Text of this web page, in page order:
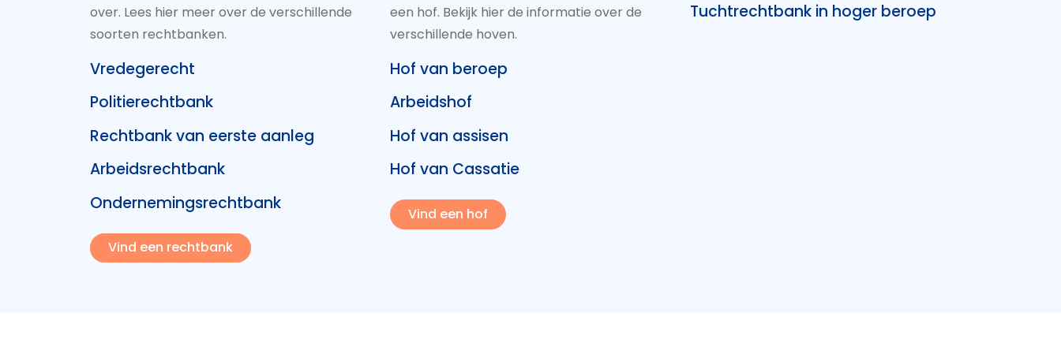
over. Lees hier meer over de verschillende
soorten rechtbanken.
Vredegerecht
Politierechtbank
Rechtbank van eerste aanleg
Arbeidsrechtbank
Ondernemingsrechtbank
Vind een rechtbank
een hof. Bekijk hier de informatie over de
verschillende hoven.
Hof van beroep
Arbeidshof
Hof van assisen
Hof van Cassatie
Vind een hof
Tuchtrechtbank in hoger beroep